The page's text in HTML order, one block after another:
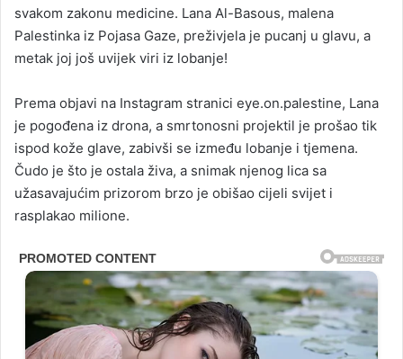
svakom zakonu medicine. Lana Al-Basous, malena
Palestinka iz Pojasa Gaze, preživjela je pucanj u glavu, a
metak joj još uvijek viri iz lobanje!
Prema objavi na Instagram stranici eye.on.palestine, Lana
je pogođena iz drona, a smrtonosni projektil je prošao tik
ispod kože glave, zabivši se između lobanje i tjemena.
Čudo je što je ostala živa, a snimak njenog lica sa
užasavajućim prizorom brzo je obišao cijeli svijet i
rasplakao milione.